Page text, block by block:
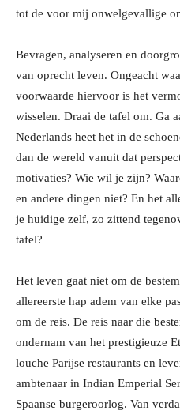
tot de voor mij onwelgevallige
Bevragen, analyseren en
van oprecht leven. Ongeacht
voorwaarde hiervoor is het
wisselen. Draai de tafel om. Ga
Nederlands heet het in de
dan de wereld vanuit dat
motivaties? Wie wil je zijn?
en andere dingen niet? En het
je huidige zelf, zo zittend
tafel?
Het leven gaat niet om de
allereerste hap adem van elke
om de reis. De reis naar die
ondernam van het prestigieuze
louche Parijse restaurants en
ambtenaar in Indian Emperial
Spaanse burgeroorlog. Van